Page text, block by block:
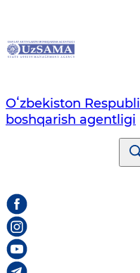
Oʻzbekiston
boshqarish agentligi